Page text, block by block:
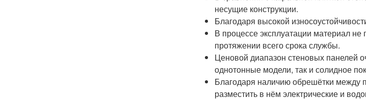
несущие конструкции.
Благодаря высокой
В процессе эксплуатации материал
протяжении всего срока службы.
Ценовой диапазон стеновых панелей
однотонные модели, так и солидное
Благодаря наличию обрешётки между
разместить в нём электрические и